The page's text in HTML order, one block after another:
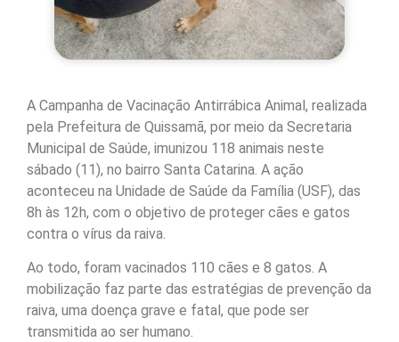
A Campanha de Vacinação Antirrábica Animal, realizada
pela Prefeitura de Quissamã, por meio da Secretaria
Municipal de Saúde, imunizou 118 animais neste
sábado (11), no bairro Santa Catarina. A ação
aconteceu na Unidade de Saúde da Família (USF), das
8h às 12h, com o objetivo de proteger cães e gatos
contra o vírus da raiva.
Ao todo, foram vacinados 110 cães e 8 gatos. A
mobilização faz parte das estratégias de prevenção da
raiva, uma doença grave e fatal, que pode ser
transmitida ao ser humano.